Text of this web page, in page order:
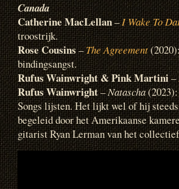
Canada
Catherine MacLellan–I Wake To
troostrijk.
Rose Cousins–The Agreement
bindingsangst.
Rufus Wainwright & Pink Martini–
Rufus Wainwright–Natascha(2023):
Songs lijsten. Het lijkt wel of hij
begeleid door het Amerikaanse
gitarist Ryan Lerman van het